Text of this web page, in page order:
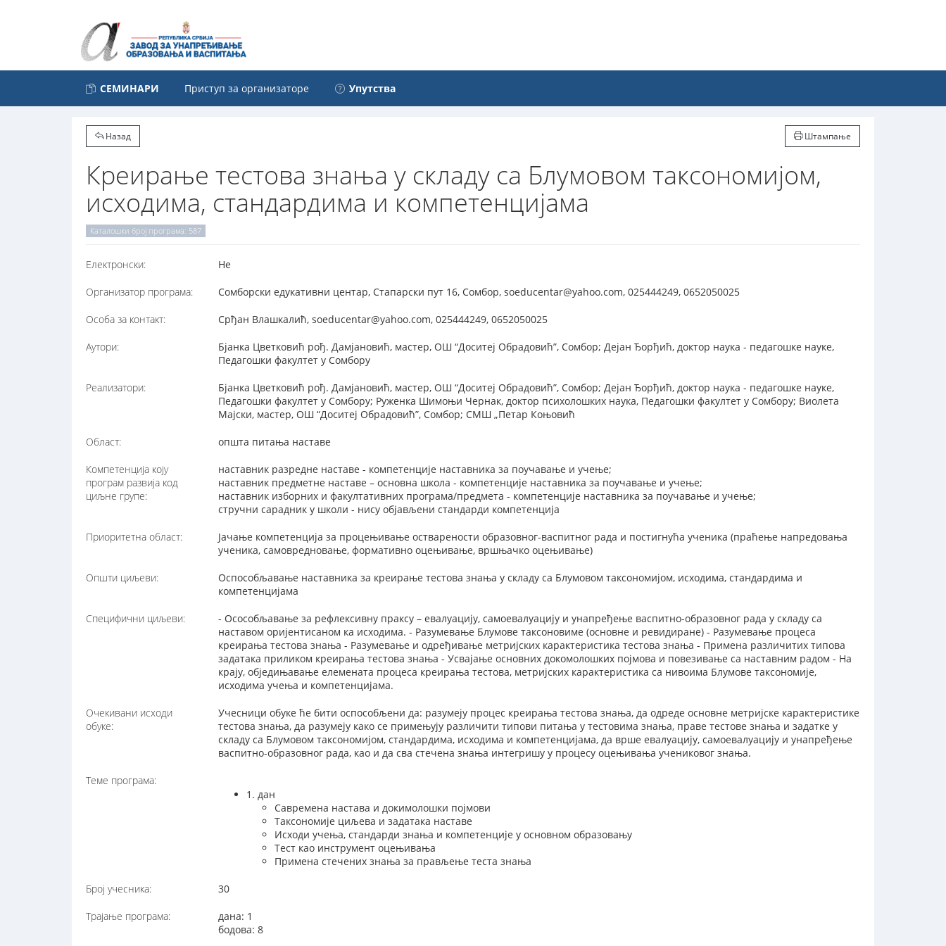
СЕМИНАРИ Приступ за организаторе Упутства
Назад Штампање
Креирање тестова знања у складу са Блумовом таксономијом,
исходима, стандардима и компетенцијама
Каталошки број програма: 587
Електронски: Не
Организатор програма: Сомборски едукативни центар, Стапарски пут 16, Сомбор, soeducentar@yahoo.com, 025444249, 0652050025
Особа за контакт: Срђан Влашкалић, soeducentar@yahoo.com, 025444249, 0652050025
Аутори:
Бјанка Цветковић рођ. Дамјановић, мастер, ОШ “Доситеј Обрадовић”, Сомбор; Дејан Ђорђић, доктор наука - педагошке науке,
Педагошки факултет у Сомбору
Реализатори:
Бјанка Цветковић рођ. Дамјановић, мастер, ОШ “Доситеј Обрадовић”, Сомбор; Дејан Ђорђић, доктор наука - педагошке науке,
Педагошки факултет у Сомбору; Руженка Шимоњи Чернак, доктор психолошких наука, Педагошки факултет у Сомбору; Виолета
Мајски, мастер, ОШ “Доситеј Обрадовић”, Сомбор; СМШ „Петар Коњовић
Област: општа питања наставе
Компетенција коју
програм развија код
циљне групе:
наставник разредне наставе - компетенције наставника за поучавање и учење;
наставник предметне наставе – основна школа - компетенције наставника за поучавање и учење;
наставник изборних и факултативних програма/предмета - компетенције наставника за поучавање и учење;
стручни сарадник у школи - нису објављени стандарди компетенција
Приоритетна област:
Јачање компетенција за процењивање остварености образовног-васпитног рада и постигнућа ученика (праћење напредовања
ученика, самовредновање, формативно оцењивање, вршњачко оцењивање)
Општи циљеви:
Оспособљавање наставника за креирање тестова знања у складу са Блумовом таксономијом, исходима, стандардима и
компетенцијама
Специфични циљеви:
- Осособљавање за рефлексивну праксу – евалуацију, самоевалуацију и унапређење васпитно-образовног рада у складу са
наставом оријентисаном ка исходима. - Разумевање Блумове таксоновиме (основне и ревидиране) - Разумевање процеса
креирања тестова знања - Разумевање и одређивање метријских карактеристика тестова знања - Примена различитих типова
задатака приликом креирања тестова знања - Усвајање основних докомолошких појмова и повезивање са наставним радом - На
крају, обједињавање елемената процеса креирања тестова, метријских карактеристика са нивоима Блумове таксономије,
исходима учења и компетенцијама.
Очекивани исходи
обуке:
Учесници обуке ће бити оспособљени да: разумеју процес креирања тестова знања, да одреде основне метријске карактеристике
тестова знања, да разумеју како се примењују различити типови питања у тестовима знања, праве тестове знања и задатке у
складу са Блумовом таксономијом, стандардима, исходима и компетенцијама, да врше евалуацију, самоевалуацију и унапређење
васпитно-образовног рада, као и да сва стечена знања интегришу у процесу оцењивања учениковог знања.
Теме програма:
1. дан
Савремена настава и докимолошки појмови
Таксономије циљева и задатака наставе
Исходи учења, стандарди знања и компетенције у основном образовању
Тест као инструмент оцењивања
Примена стечених знања за прављење теста знања
Број учесника: 30
Трајање програма:
дана: 1
бодова: 8